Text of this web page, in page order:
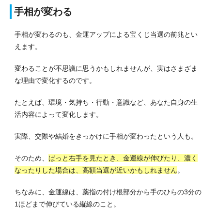
手相が変わる
手相が変わるのも、金運アップによる宝くじ当選の前兆とい
えます。
変わることが不思議に思うかもしれませんが、実はさまざま
な理由で変化するのです。
たとえば、環境・気持ち・行動・意識など、あなた自身の生
活内容によって変化します。
実際、交際や結婚をきっかけに手相が変わったという人も。
そのため、 ぱっと右手を見たとき、金運線が伸びたり、濃く
なったりした場合は、高額当選が近いかもしれません。
ちなみに、金運線は、薬指の付け根部分から手のひらの3分の
1ほどまで伸びている縦線のこと。